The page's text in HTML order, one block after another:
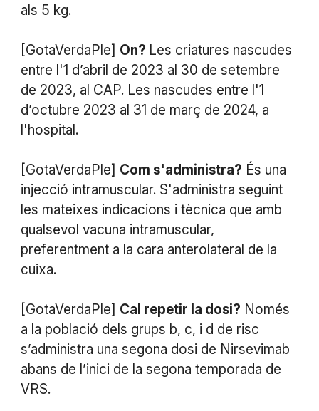
als 5 kg.
[GotaVerdaPle] On? Les criatures nascudes
entre l'1 d’abril de 2023 al 30 de setembre
de 2023, al CAP. Les nascudes entre l'1
d’octubre 2023 al 31 de març de 2024, a
l'hospital.
​[GotaVerdaPle] Com s'administra? És una
injecció intramuscular. S'administra seguint
les mateixes indicacions i tècnica que amb
qualsevol vacuna intramuscular,
preferentment a la cara anterolateral de la
cuixa.
[GotaVerdaPle] Cal repetir la dosi? Només
a la població dels grups b, c, i d de risc
s’administra una segona dosi de Nirsevimab
abans de l’inici de la segona temporada de
VRS.